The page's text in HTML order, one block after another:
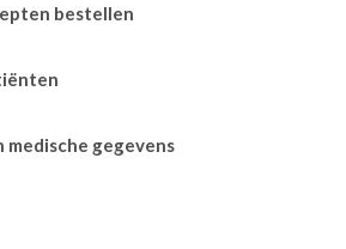
bestellen
medische gegevens